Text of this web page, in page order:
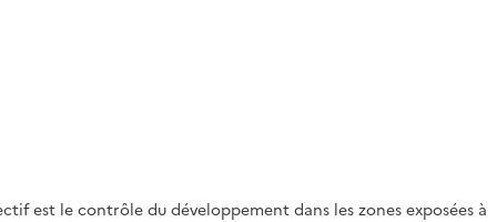
est le contrôle du développement dans les zones exposées à